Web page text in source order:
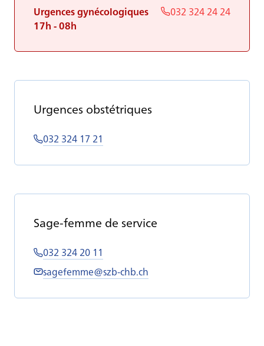
Urgences gynécologiques
17h - 08h
032 324 24 24
Ur­gences obs­té­triques
032 324 17 21
Sage-femme de ser­vice
032 324 20 11
sagefemme@szb-chb.ch